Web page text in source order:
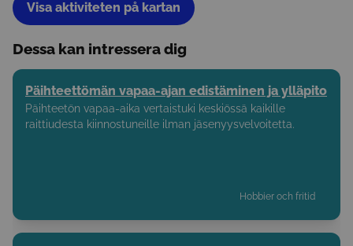
Visa aktiviteten på kartan
Dessa kan intressera dig
Päihteettömän vapaa-ajan edistäminen ja ylläpito
Päihteetön vapaa-aika vertaistuki keskiössä kaikille
raittiudesta kiinnostuneille ilman jäsenyysvelvoitetta.
Hobbier och fritid